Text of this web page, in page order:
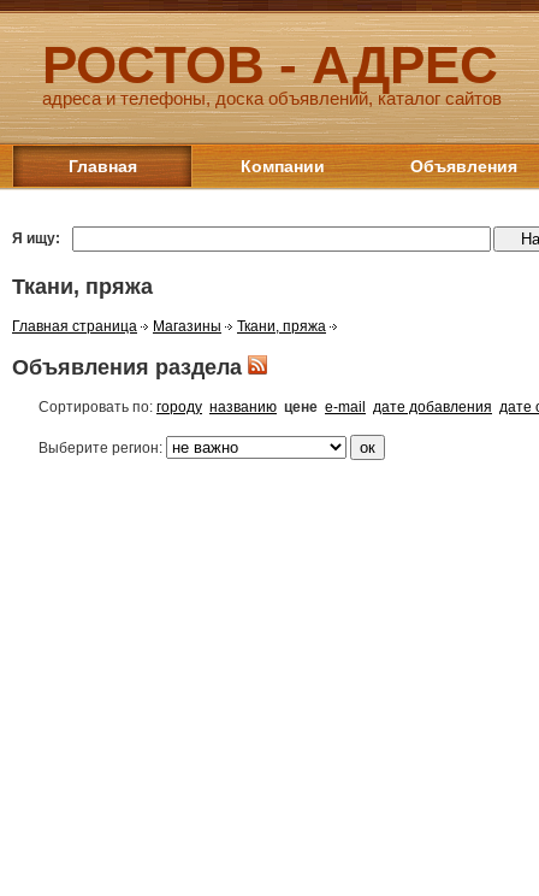
РОСТОВ - АДРЕС
адреса и телефоны, доска объявлений, каталог сайтов
Главная Компании Объявления
Я ищу:
Ткани, пряжа
Главная страница Магазины Ткани, пряжа
Объявления раздела
Сортировать по: городу названию цене e-mail дате добавления дате
Выберите регион: